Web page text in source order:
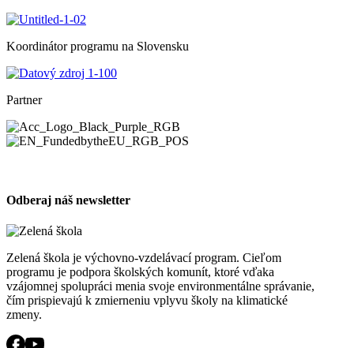
Koordinátor programu na Slovensku
Partner
Odberaj náš newsletter
Zelená škola je výchovno-vzdelávací program. Cieľom
programu je podpora školských komunít, ktoré vďaka
vzájomnej spolupráci menia svoje environmentálne správanie,
čím prispievajú k zmierneniu vplyvu školy na klimatické
zmeny.